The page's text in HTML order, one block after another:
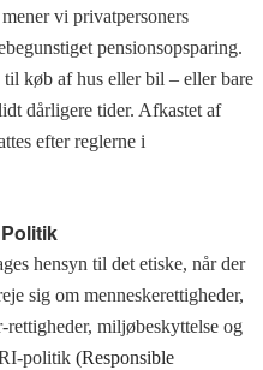
vi privatpersoners
pensionsopsparing.
køb af hus eller bil – eller bare
dårligere tider. Afkastet af
efter reglerne i
hensyn til det etiske, når der
sig om menneskerettigheder,
miljøbeskyttelse og
politik (Responsible